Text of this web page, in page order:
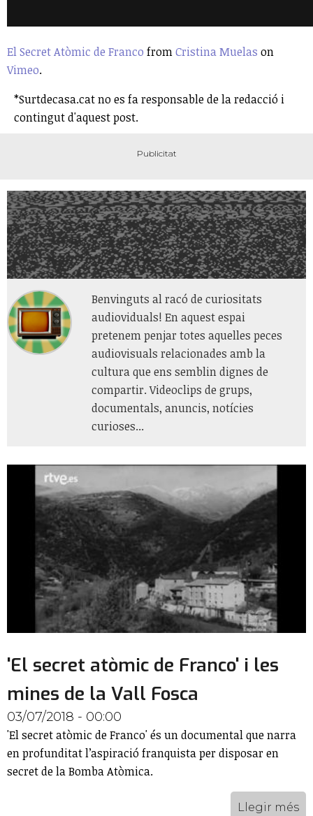
El Secret Atòmic de Franco fromCristina Muelas on
Vimeo.
*Surtdecasa.cat no es fa responsable de la redacció i
contingut d'aquest post.
Benvinguts al racó de curiositats
audioviduals! En aquest espai
pretenem penjar totes aquelles peces
audiovisuals relacionades amb la
cultura que ens semblin dignes de
compartir. Videoclips de grups,
documentals, anuncis, notícies
curioses...
'El secret atòmic de Franco' i les
mines de la Vall Fosca
03/07/2018 - 00:00
'El secret atòmic de Franco' és un documental que narra
en profunditat l’aspiració franquista per disposar en
secret de la Bomba Atòmica.
Llegir més